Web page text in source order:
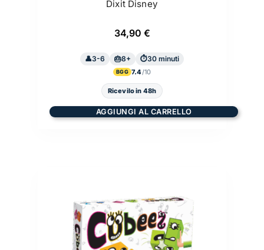
Dixit Disney
34,90 €
3-6 8+ 30 minuti
BGG 7.4
Ricevilo in 48h
AGGIUNGI AL CARRELLO